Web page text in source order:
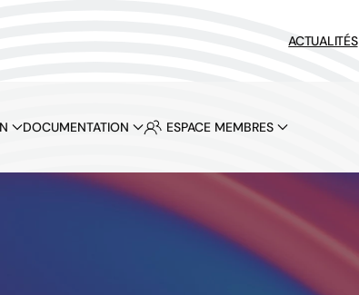
ACTUALITÉS
DOCUMENTATION ESPACE MEMBRES